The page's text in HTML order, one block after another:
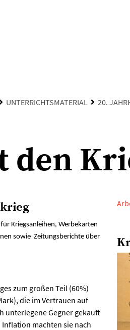
UNTERRICHTSMATERIAL 20.
den
Kriegsanleihen, Werbekarten
sowie Zeitungsberichte über
zum großen Teil (60%)
die im Vertrauen auf
unterlegene Gegner gekauft
machten sie nach